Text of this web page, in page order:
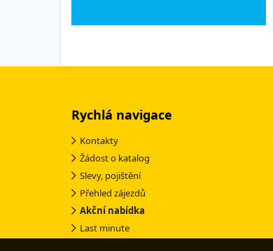
Rychlá navigace
Kontakty
Žádost o katalog
Slevy, pojištění
Přehled zájezdů
Akční nabídka
Last minute